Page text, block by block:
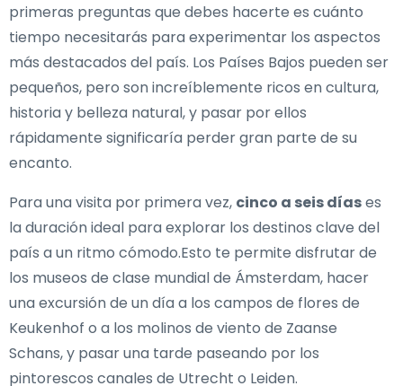
primeras preguntas que debes hacerte es cuánto
tiempo necesitarás para experimentar los aspectos
más destacados del país. Los Países Bajos pueden ser
pequeños, pero son increíblemente ricos en cultura,
historia y belleza natural, y pasar por ellos
rápidamente significaría perder gran parte de su
encanto.
Para una visita por primera vez, cinco a seis díases
la duración ideal para explorar los destinos clave del
país a un ritmo cómodo.Esto te permite disfrutar de
los museos de clase mundial de Ámsterdam, hacer
una excursión de un día a los campos de flores de
Keukenhof o a los molinos de viento de Zaanse
Schans, y pasar una tarde paseando por los
pintorescos canales de Utrecht o Leiden.